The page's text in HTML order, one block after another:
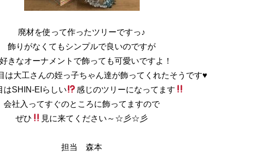
廃材を使って作ったツリーですっ♪
飾りがなくてもシンプルで良いのですが
きなオーナメントで飾っても可愛いですよ！
は大工さんの姪っ子ちゃん達が飾ってくれたそうです♥
はSHIN-EIらしい
感じのツリーになってます
会社入ってすぐのところに飾ってますので
ぜひ
見に来てください～☆彡☆彡
担当 森本